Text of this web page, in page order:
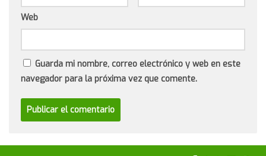
Web
Guarda mi nombre, correo electrónico y web en este
navegador para la próxima vez que comente.